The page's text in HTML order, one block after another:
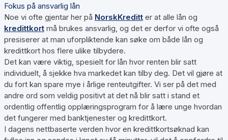
Fokus på ansvarlig lån
Noe vi ofte gjentar her på NorskKreditt er at alle lån og
kredittkort må brukes ansvarlig, og det er derfor vi ofte også
presiserer at man uforpliktende kan søke om både lån og
kredittkort hos flere ulike tilbydere.
Det kan være viktig, spesielt for lån hvor renten blir satt
individuelt, å sjekke hva markedet kan tilby deg. Det vil gjøre at
du fort kan spare mye i årlige renteutgifter. Vi ser på det med
andre ord som veldig positivt at det nå blir satt i stand et
ordentlig offentlig opplæringsprogram for å lære unge hvordan
det fungerer med banktjenester og kredittkort.
I dagens nettbaserte verden hvor en kredittkortsøknad kan